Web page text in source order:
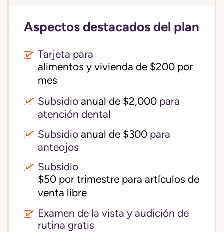
Aspectos destacados del plan
Tarjeta para
alimentos y vivienda de $200 por
mes
Subsidio anual de $2,000 para
atención dental
Subsidio anual de $300 para
anteojos
Subsidio
$50 por trimestre para artículos de
venta libre
Examen de la vista y audición de
rutina gratis